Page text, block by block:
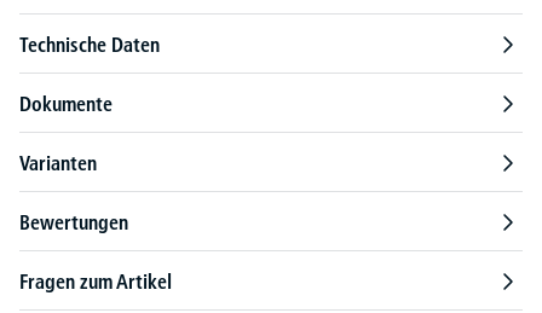
Technische Daten
Dokumente
Varianten
Bewertungen
Fragen zum Artikel